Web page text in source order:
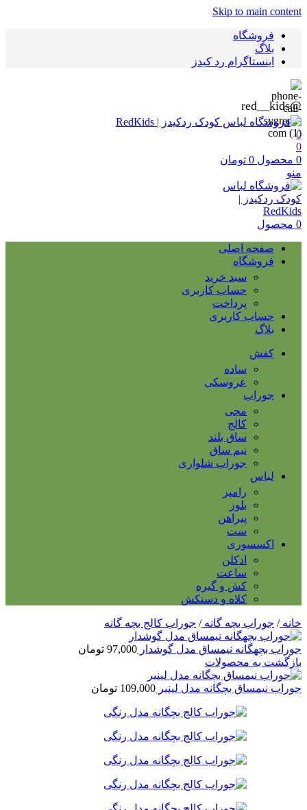
Skip to main content
فروشگاه
بلاگ
اینستاگرام رد کیدز
@red__kids
0
0
0 محصول 0 تومان
منو
0 محصول
صفحه اصلی
فروشگاه
سبد خرید
حساب کاربری
پرداخت
حساب کاربری
بلاگ
کفش
ساده
عروسکی
جوراب
مچی
کالج
ساق بلند
نیم ساق
جوراب شلواری
لباس
رامپر
بلوز
پیراهن
ست
اکسسوری
ادکلن
ساعت
کش و گیره
کلاه و دستکش
خانه/ جوراب بچه گانه/ جوراب کالج بچه گانه
جوراب بچهگانه نیمساق مدل گوشدار 97,000 تومان
بازگشت به محصولات
جوراب نیمساق بچگانه مدل لینیر 109,000 تومان